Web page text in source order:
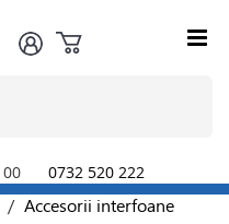
00 0732 520 222
/ Accesorii interfoane